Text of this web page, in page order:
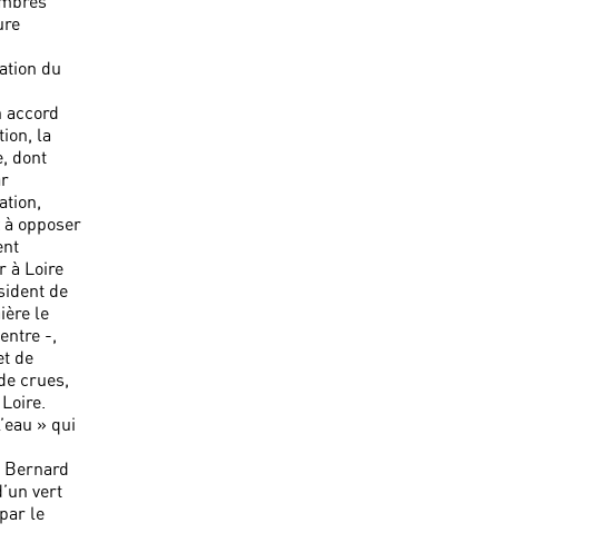
du
accord
la
dont
opposer
à Loire
de
le
-,
de
crues,
» qui
Bernard
vert
le